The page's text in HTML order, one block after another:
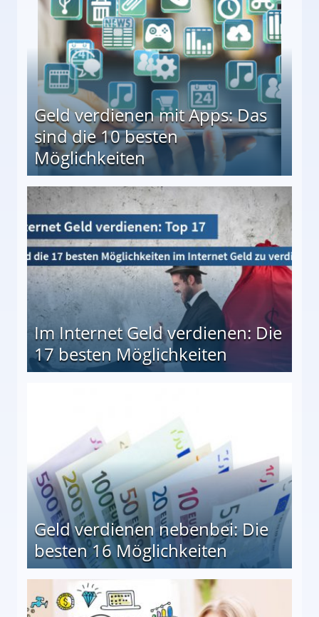
Geld verdienen mit Apps: Das
sind die 10 besten
Möglichkeiten
besten Möglichkeiten
Im Internet Geld verdienen: Die
17 besten Möglichkeiten
Geld verdienen nebenbei: Die
besten 16 Möglichkeiten